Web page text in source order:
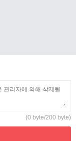
(0 byte/200 byte)